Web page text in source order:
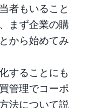
者もいること
まず企業の購
から始めてみ
することにも
管理でコーポ
法について説